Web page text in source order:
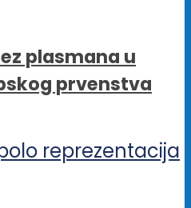
plasmana u
prvenstva